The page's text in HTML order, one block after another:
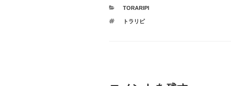
ド
ウ
で
開
さ
い
新
カ
ゴ
TORARIPI
タトラリピ